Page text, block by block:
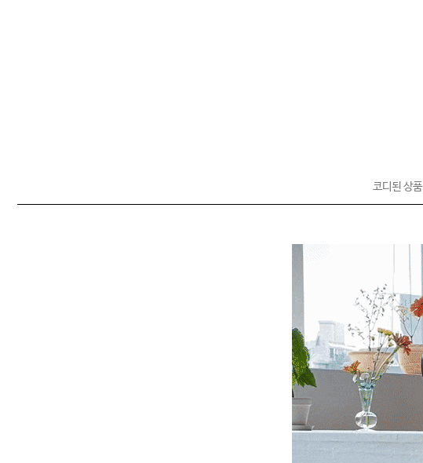
코디된 상품